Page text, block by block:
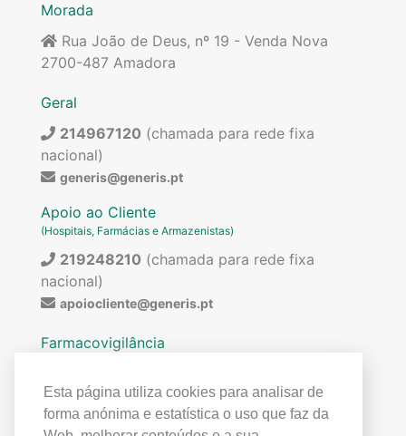
Esta página utiliza cookies para analisar de
forma anónima e estatística o uso que faz da
Morada
Rua João de Deus, nº 19 - Venda Nova
2700-487 Amadora
Geral
214967120 (chamada para rede fixa
nacional)
generis@generis.pt
Apoio ao Cliente
(Hospitais, Farmácias e Armazenistas)
219248210 (chamada para rede fixa
nacional)
apoiocliente@generis.pt
Farmacovigilância
medicamentos ou para qualquer assunto relacionado
com farmacovigilância (ex: reações adversas)
contactar: